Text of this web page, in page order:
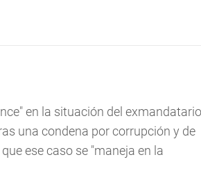
en la situación del exmandatario
una condena por corrupción y de
ese caso se "maneja en la